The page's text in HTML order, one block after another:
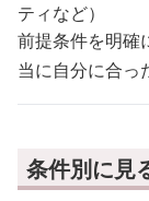
ティなど）
前提条件を明確
当に自分に合っ
条件別に見